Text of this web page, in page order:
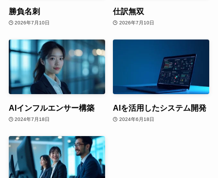
勝負名刺
2026年7月10日
仕訳無双
2026年7月10日
AIインフルエンサー構築
2024年7月18日
AIを活用したシステム開発
2024年6月18日